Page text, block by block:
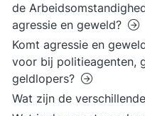
de
agressie en geweld?
Komt agressie en
voor bij politieagenten,
geldlopers?
Wat zijn de